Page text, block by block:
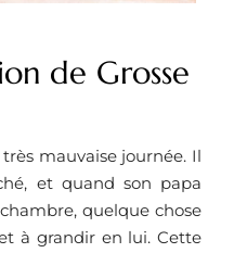
de Grosse
mauvaise journée. Il
et quand son papa
quelque chose
à grandir en lui. Cette